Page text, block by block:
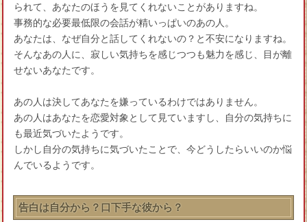
られて、あなたのほうを見てくれないことがありますね。
事務的な必要最低限の会話が精いっぱいのあの人。
あなたは、なぜ自分と話してくれないの？と不安になりますね。
そんなあの人に、寂しい気持ちを感じつつも魅力を感じ、目が離
せないあなたです。
あの人は決してあなたを嫌っているわけではありません。
あの人はあなたを恋愛対象として見ていますし、自分の気持ちに
も最近気づいたようです。
しかし自分の気持ちに気づいたことで、今どうしたらいいのか悩
んでいるようです。
告白は自分から？口下手な彼から？